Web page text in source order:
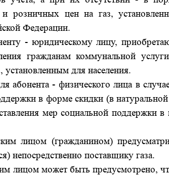
цен на газ,
Федерации.
- юридическому лицу,
гражданам коммунальной
для населения.
абонента - физического лица в
в форме скидки (в
мер социальной поддержки
лицом (гражданином)
непосредственно поставщику газа.
лицом может быть предусмотрено,